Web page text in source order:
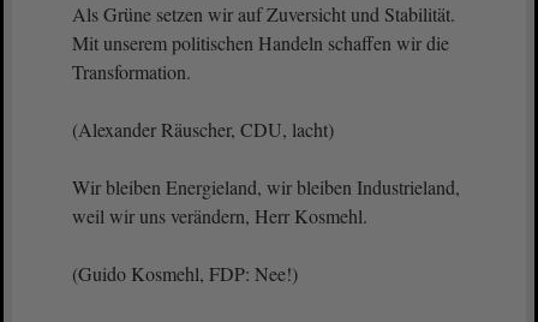
Als Grüne setzen wir auf Zuversicht und Stabilität.
Mit unserem politischen Handeln schaffen wir die
Transformation.
(Alexander Räuscher, CDU, lacht)
Wir bleiben Energieland, wir bleiben Industrieland,
weil wir uns verändern, Herr Kosmehl.
(Guido Kosmehl, FDP: Nee!)